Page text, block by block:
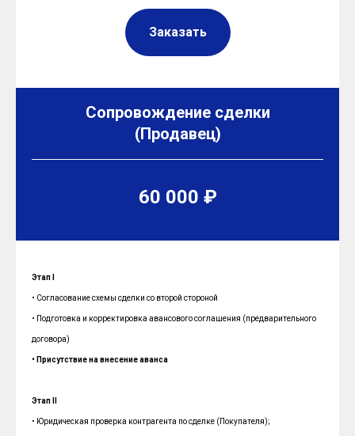
Заказать
Сопровождение сделки
(Продавец)
60 000 ₽
Этап I
• Согласование схемы сделки со второй стороной
• Подготовка и корректировка авансового соглашения (предварительного
договора)
• Присутствие на внесение аванса
Этап II
• Юридическая проверка контрагента по сделке (Покупателя);